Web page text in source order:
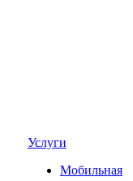
Услуги
Мобильная